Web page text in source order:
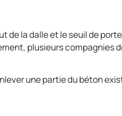
la dalle et le seuil de
plusieurs compagnies
une partie du béton